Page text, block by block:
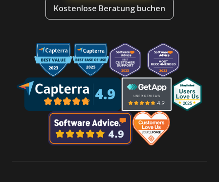
Kostenlose Beratung buchen